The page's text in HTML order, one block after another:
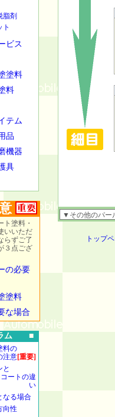
脂剤
ビス
塗料
料
テム
品
機器
具
ト塗料・
いいただ
らずご了
３点ござ
の必要
塗料
な場合
ム ■
料の
注意[重要]
と
ートの違
い
なる場合
向性
トップ